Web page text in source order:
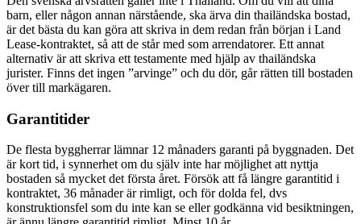
barn, eller någon annan närstående, ska ärva din thailändska bostad,
är det bästa du kan göra att skriva in dem redan från början i Land
Lease-kontraktet, så att de står med som arrendatorer. Ett annat
alternativ är att skriva ett testamente med hjälp av thailändska
jurister. Finns det ingen ”arvinge” och du dör, går rätten till bostaden
över till markägaren.
Garantitider
De flesta byggherrar lämnar 12 månaders garanti på byggnaden. Det
är kort tid, i synnerhet om du själv inte har möjlighet att nyttja
bostaden så mycket det första året. Försök att få längre garantitid i
kontraktet, 36 månader är rimligt, och för dolda fel, dvs
konstruktionsfel som du inte kan se eller godkänna vid besiktningen,